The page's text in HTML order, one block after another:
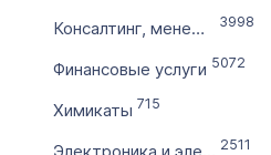
Консалтинг, менеджмент 3998
Финансовые услуги 5072
Химикаты 715
Электроника и электричество 2511